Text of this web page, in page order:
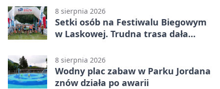
Liga Grupa 4 (Grupa IV)
8 sierpnia 2026
Setki osób na Festiwalu Biegowym
w Laskowej. Trudna trasa dała
8 sierpnia 2026
Wodny plac zabaw w Parku Jordana
znów działa po awarii